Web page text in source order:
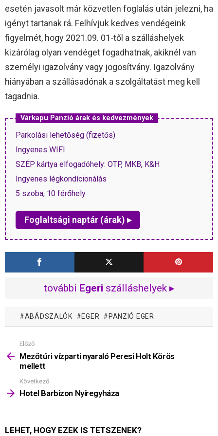
esetén javasolt már közvetlen foglalás után jelezni, ha
igényt tartanak rá. Felhívjuk kedves vendégeink
figyelmét, hogy 2021.09. 01-től a szálláshelyek
kizárólag olyan vendéget fogadhatnak, akiknél van
személyi igazolvány vagy jogosítvány. Igazolvány
hiányában a szállásadónak a szolgáltatást meg kell
tagadnia.
Várkapu Panzió árak és kedvezmények
Parkolási lehetőség (fizetős)
Ingyenes WIFI
SZÉP kártya elfogadóhely: OTP, MKB, K&H
Ingyenes légkondícionálás
5 szoba, 10 férőhely
Foglaltsági naptár (árak) ▸
további Egeri szálláshelyek ▸
ABÁDSZALÓK EGER PANZIÓ EGER
Mutass
többet
Előző
Mezőtúri vízparti nyaraló Peresi Holt Körös
mellett
Következő
Hotel Barbizon Nyíregyháza
LEHET, HOGY EZEK IS TETSZENEK?